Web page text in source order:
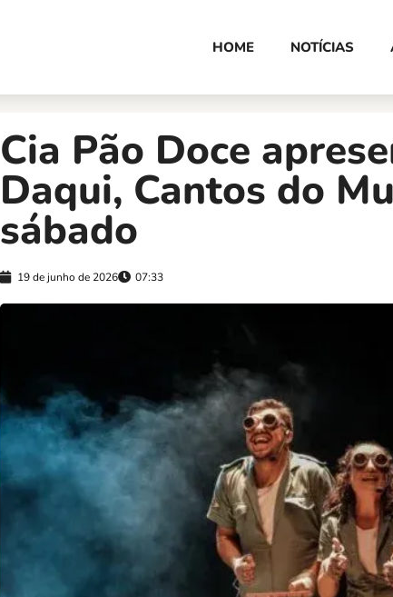
HOME NOTÍCIAS
Cia Pão Doce
Daqui, Cantos do
sábado
19 de junho de 2026 07:33